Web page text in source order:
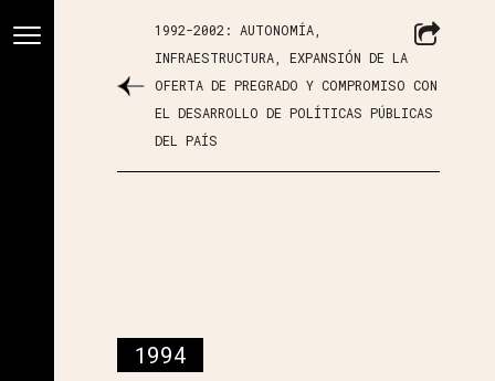
1992-2002: AUTONOMÍA,
INFRAESTRUCTURA, EXPANSIÓN DE LA
OFERTA DE PREGRADO Y COMPROMISO CON
EL DESARROLLO DE POLÍTICAS PÚBLICAS
DEL PAÍS
1994